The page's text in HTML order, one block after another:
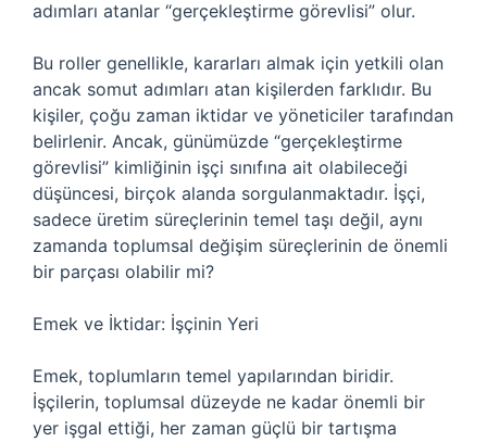
adımları atanlar “gerçekleştirme görevlisi” olur.
Bu roller genellikle, kararları almak için yetkili olan
ancak somut adımları atan kişilerden farklıdır. Bu
kişiler, çoğu zaman iktidar ve yöneticiler tarafından
belirlenir. Ancak, günümüzde “gerçekleştirme
görevlisi” kimliğinin işçi sınıfına ait olabileceği
düşüncesi, birçok alanda sorgulanmaktadır. İşçi,
sadece üretim süreçlerinin temel taşı değil, aynı
zamanda toplumsal değişim süreçlerinin de önemli
bir parçası olabilir mi?
Emek ve İktidar: İşçinin Yeri
Emek, toplumların temel yapılarından biridir.
İşçilerin, toplumsal düzeyde ne kadar önemli bir
yer işgal ettiği, her zaman güçlü bir tartışma